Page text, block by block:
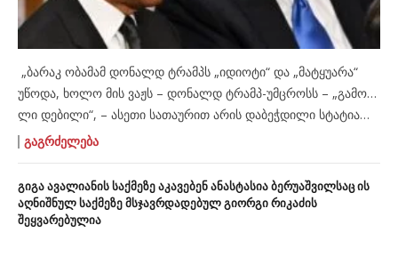
„ბარაკ ობამამ დონალდ ტრამპს „იდიოტი“ და „მატყუარა“
უწოდა, ხოლო მის ვაჟს – დონალდ ტრამპ-უმცროსს – „გამო…
ლი დებილი“, – ასეთი სათაურით არის დაბეჭდილი სტატია
ბრიტანულ გაზეთ „ინდეფენდენთში“ (The Independent),
„ყოფილმა პრეზიდენტმა, მართალია, ბოდიში მოიხადა
უცენზურო სიტყვებისათვის ენტონი ფაუჩისთან სატელეფონო
საუბარში, მაგრამ ტრამპის მიმართ კრიტიკა მაინც
ᲒᲐᲒᲠᲫᲔᲚᲔᲑᲐ
გიგა ავალიანის საქმეზე აკავებენ ანასტასია ბერუაშვილსაც ის
აღნიშნულ საქმეზე მსჯავრდადებულ გიორგი რიკაძის
შეყვარებულია